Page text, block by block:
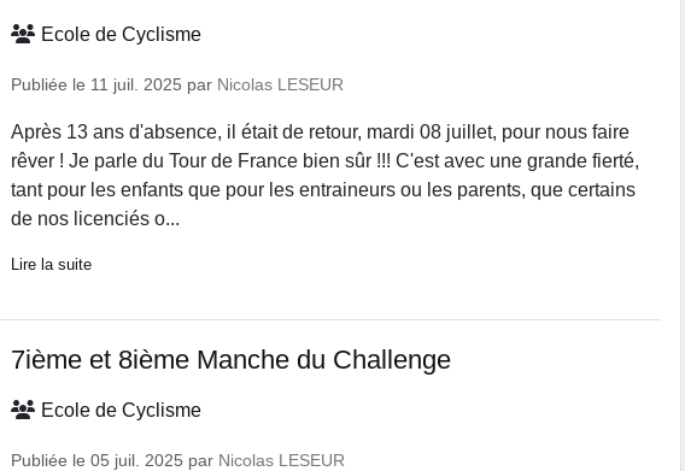
Ecole de Cyclisme
Publiée le 11 juil. 2025 par Nicolas LESEUR
Après 13 ans d'absence, il était de retour, mardi 08 juillet, pour nous faire
rêver ! Je parle du Tour de France bien sûr !!! C'est avec une grande fierté,
tant pour les enfants que pour les entraineurs ou les parents, que certains
de nos licenciés o...
Lire la suite
7ième et 8ième Manche du Challenge
Ecole de Cyclisme
Publiée le 05 juil. 2025 par Nicolas LESEUR